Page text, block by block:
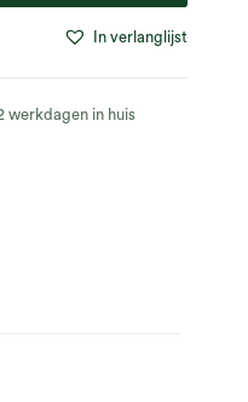
In verlanglijst
werkdagen in huis